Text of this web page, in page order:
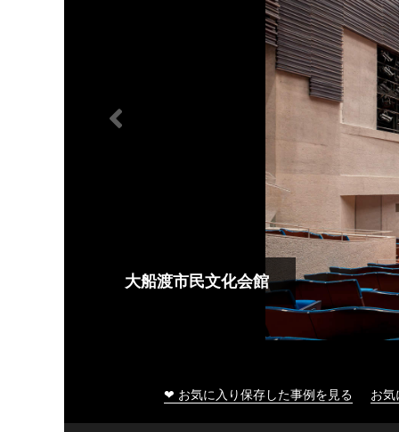
大船渡市民文化会館
❤ お気に入り保存した事例を見る お